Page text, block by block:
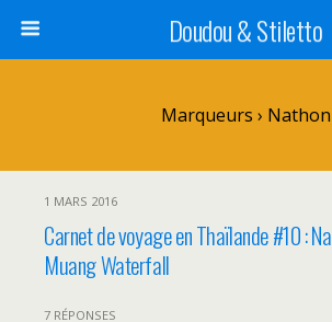
Doudou & Stiletto
Marqueurs › Nathon
1 MARS 2016
Carnet de voyage en Thaïlande #10 : Na
Muang Waterfall
7 RÉPONSES